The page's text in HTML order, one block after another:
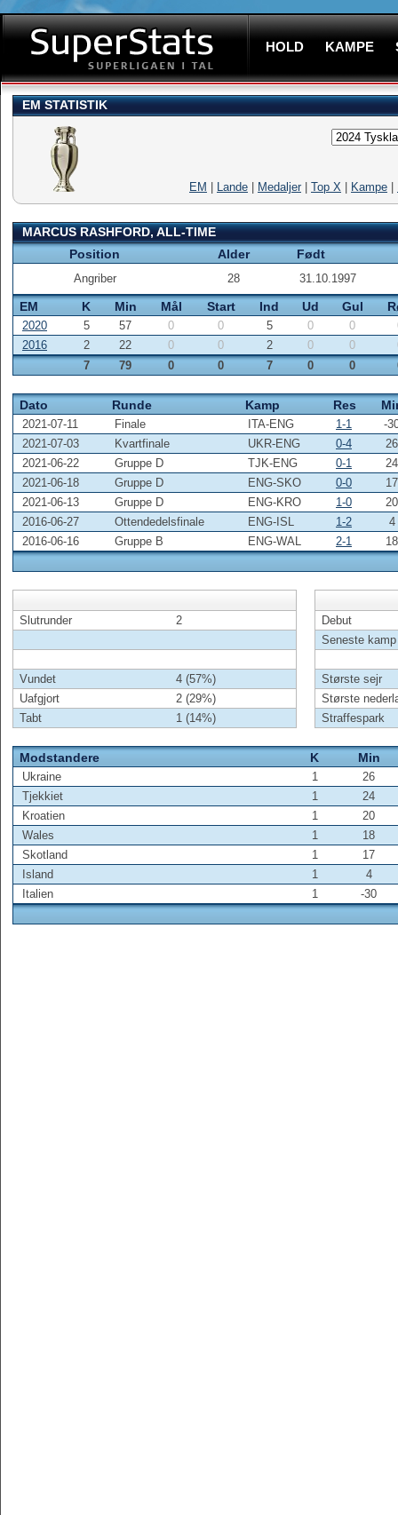
HOLD KAMPE
EM STATISTIK
EM Lande Medaljer Top X Kampe
MARCUS RASHFORD, ALL-TIME
Position
Alder Født
Angriber 28 31.10.1997
EM K Min Mål Start Ind Ud Gul
2020 5 57 0 0 5 0 0
2016
2 22 0 0 2 0 0
7
79 0 0 7 0 0
Dato Runde Kamp Res
2021-07-11 Finale ITA-ENG 1-1
-
2021-07-03
Kvartfinale UKR-ENG 0-4
26
2021-06-22
Gruppe D TJK-ENG 0-1
24
2021-06-18
Gruppe D ENG-SKO 0-0
17
2021-06-13
Gruppe D ENG-KRO 1-0
20
2016-06-27
Ottendedelsfinale ENG-ISL 1-2
4
2016-06-16
Gruppe B ENG-WAL 2-1 18
Slutrunder 2
Vundet
4 (57%)
Uafgjort
2 (29%)
Tabt
1 (14%)
Debut
Seneste kamp
Største sejr
Største
Straffespark
Modstandere K Min
Ukraine 1
26
Tjekkiet
1
24
Kroatien
1
20
Wales
1
18
Skotland
1
17
Island
1
4
Italien
1 -30